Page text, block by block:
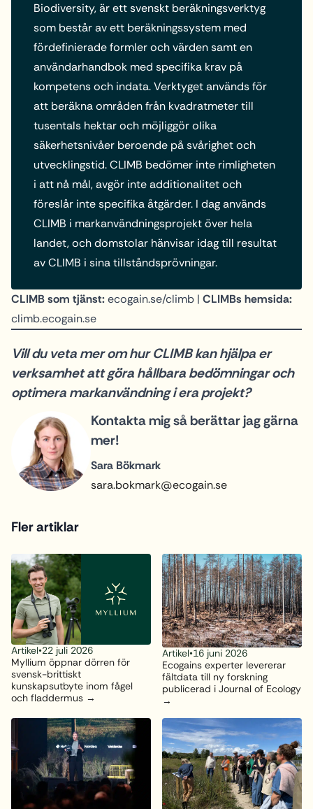
Biodiversity, är ett svenskt beräkningsverktyg
som består av ett beräkningssystem med
fördefinierade formler och värden samt en
användarhandbok med specifika krav på
kompetens och indata. Verktyget används för
att beräkna områden från kvadratmeter till
tusentals hektar och möjliggör olika
säkerhetsnivåer beroende på svårighet och
utvecklingstid. CLIMB bedömer inte rimligheten
i att nå mål, avgör inte additionalitet och
föreslår inte specifika åtgärder. I dag används
CLIMB i markanvändningsprojekt över hela
landet, och domstolar hänvisar idag till resultat
av CLIMB i sina tillståndsprövningar.
CLIMB som tjänst:ecogain.se/climb | CLIMBs hemsida:
climb.ecogain.se
Vill du veta mer om hur CLIMB kan hjälpa er
verksamhet att göra hållbara bedömningar och
optimera markanvändning i era projekt?
Kontakta mig så berättar jag gärna
mer!
Sara Bökmark
sara.bokmark@ecogain.se
Fler artiklar
Artikel•22 juli 2026
Myllium öppnar dörren för
svensk-brittiskt
kunskapsutbyte inom fågel
och fladdermus
Artikel•16 juni 2026
Ecogains experter levererar
fältdata till ny forskning
publicerad i Journal of Ecology